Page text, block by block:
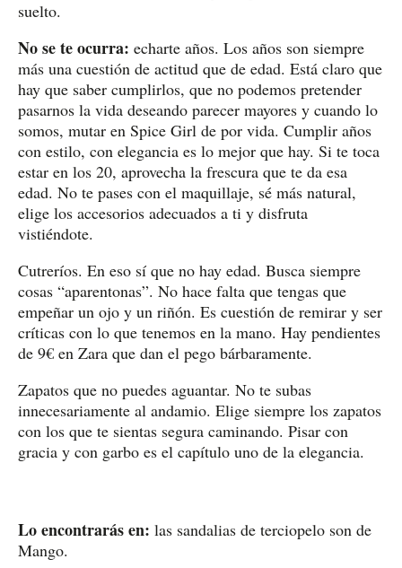
suelto.
No se te ocurra: echarte años. Los años son siempre
más una cuestión de actitud que de edad. Está claro que
hay que saber cumplirlos, que no podemos pretender
pasarnos la vida deseando parecer mayores y cuando lo
somos, mutar en Spice Girl de por vida. Cumplir años
con estilo, con elegancia es lo mejor que hay. Si te toca
estar en los 20, aprovecha la frescura que te da esa
edad. No te pases con el maquillaje, sé más natural,
elige los accesorios adecuados a ti y disfruta
vistiéndote.
Cutreríos. En eso sí que no hay edad. Busca siempre
cosas “aparentonas”. No hace falta que tengas que
empeñar un ojo y un riñón. Es cuestión de remirar y ser
críticas con lo que tenemos en la mano. Hay pendientes
de 9€ en Zara que dan el pego bárbaramente.
Zapatos que no puedes aguantar. No te subas
innecesariamente al andamio. Elige siempre los zapatos
con los que te sientas segura caminando. Pisar con
gracia y con garbo es el capítulo uno de la elegancia.
Lo encontrarás en: las sandalias de terciopelo son de
Mango.